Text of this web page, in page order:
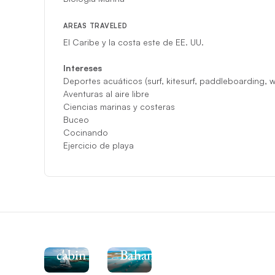
AREAS TRAVELED
El Caribe y la costa este de EE. UU.
Intereses
Deportes acuáticos (surf, kitesurf, paddleboarding,
Aventuras al aire libre
Ciencias marinas y costeras
Buceo
Cocinando
Ejercicio de playa
See
cabin
Bahamas